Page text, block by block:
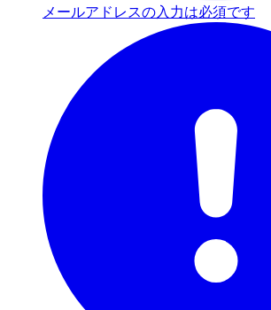
メールアドレスの入力は必須です